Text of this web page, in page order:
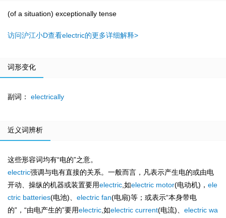
(of a situation) exceptionally tense
访问沪江小D查看electric的更多详细解释>
词形变化
副词： electrically
近义词辨析
这些形容词均有“电的”之意。
electric强调与电有直接的关系。一般而言，凡表示产生电的或由电
开动、操纵的机器或装置要用electric,如electric motor(电动机)， ele
ctric batteries(电池)、 electric fan(电扇)等；或表示“本身带电
的”，“由电产生的”要用electric,如electric current(电流)、 electric wa